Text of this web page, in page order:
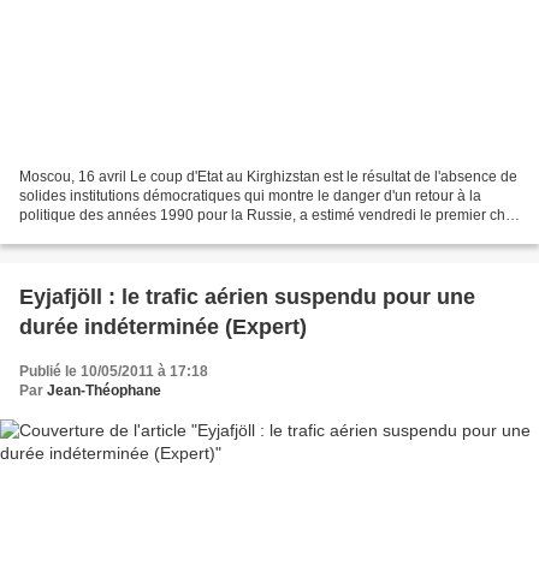
Moscou, 16 avril Le coup d'Etat au Kirghizstan est le résultat de l'absence de
solides institutions démocratiques qui montre le danger d'un retour à la
politique des années 1990 pour la Russie, a estimé vendredi le premier chef
Eyjafjöll : le trafic aérien suspendu pour une
durée indéterminée (Expert)
Publié le 10/05/2011 à 17:18
Par Jean-Théophane